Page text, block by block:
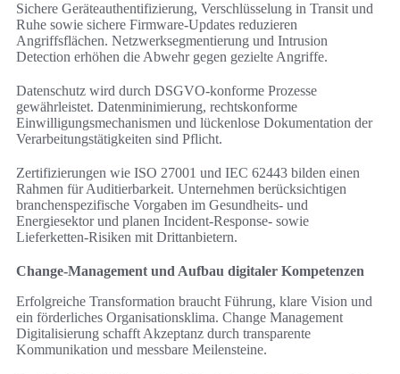
Sichere Geräteauthentifizierung, Verschlüsselung in Transit und
Ruhe sowie sichere Firmware-Updates reduzieren
Angriffsflächen. Netzwerksegmentierung und Intrusion
Detection erhöhen die Abwehr gegen gezielte Angriffe.
Datenschutz wird durch DSGVO-konforme Prozesse
gewährleistet. Datenminimierung, rechtskonforme
Einwilligungsmechanismen und lückenlose Dokumentation der
Verarbeitungstätigkeiten sind Pflicht.
Zertifizierungen wie ISO 27001 und IEC 62443 bilden einen
Rahmen für Auditierbarkeit. Unternehmen berücksichtigen
branchenspezifische Vorgaben im Gesundheits- und
Energiesektor und planen Incident-Response- sowie
Lieferketten-Risiken mit Drittanbietern.
Change-Management und Aufbau digitaler Kompetenzen
Erfolgreiche Transformation braucht Führung, klare Vision und
ein förderliches Organisationsklima. Change Management
Digitalisierung schafft Akzeptanz durch transparente
Kommunikation und messbare Meilensteine.